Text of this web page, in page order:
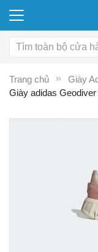
Trang chủ
Giày
Giày adidas